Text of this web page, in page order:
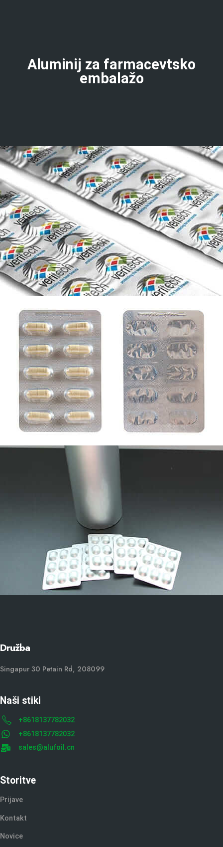
Aluminij za farmacevtsko
embalažo
Družba
Singapur 30 Petain Rd, 208099
Naši stiki
+8618137782032
+8618137782032
sales@alufoil.cn
Storitve
Prijave
Kontakt
Novice